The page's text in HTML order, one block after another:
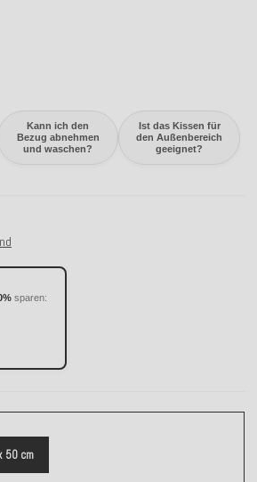
Kann ich den
Bezug abnehmen
und waschen?
Ist das Kissen für
den Außenbereich
geeignet?
sparen:
50 cm